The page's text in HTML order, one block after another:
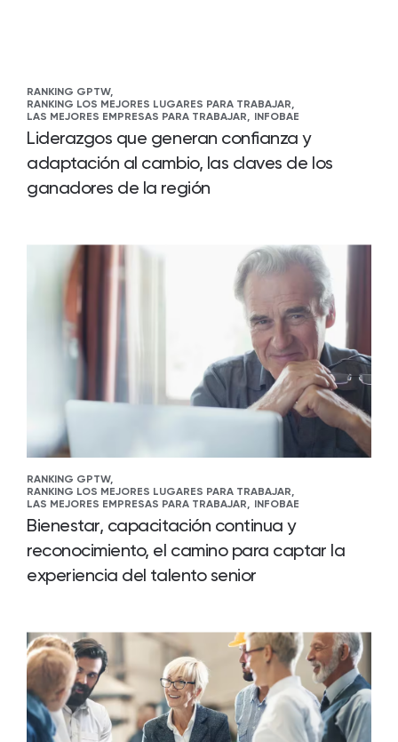
RANKING GPTW,
RANKING LOS MEJORES LUGARES PARA TRABAJAR,
LAS MEJORES EMPRESAS PARA TRABAJAR, INFOBAE
Liderazgos que generan confianza y
adaptación al cambio, las claves de los
ganadores de la región
RANKING GPTW,
RANKING LOS MEJORES LUGARES PARA TRABAJAR,
LAS MEJORES EMPRESAS PARA TRABAJAR, INFOBAE
Bienestar, capacitación continua y
reconocimiento, el camino para captar la
experiencia del talento senior